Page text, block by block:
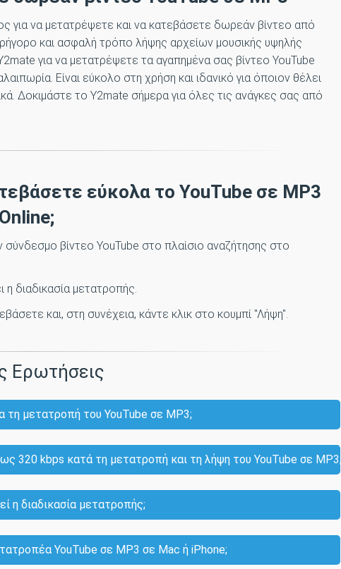
για να μετατρέψετε και να κατεβάσετε δωρεάν βίντεο από
και ασφαλή τρόπο λήψης αρχείων μουσικής υψηλής
για να μετατρέψετε τα αγαπημένα σας βίντεο YouTube
Είναι εύκολο στη χρήση και ιδανικό για όποιον θέλει
Δοκιμάστε το Y2mate σήμερα για όλες τις ανάγκες σας από
εύκολα το YouTube σε MP3
Online;
βίντεο YouTube στο πλαίσιο αναζήτησης στο
η διαδικασία μετατροπής.
και, στη συνέχεια, κάντε κλικ στο κουμπί "Λήψη".
Ερωτήσεις
τη μετατροπή του YouTube σε MP3;
320 kbps κατά τη μετατροπή και τη λήψη του YouTube σε MP3;
η διαδικασία μετατροπής;
YouTube σε MP3 σε Mac ή iPhone;